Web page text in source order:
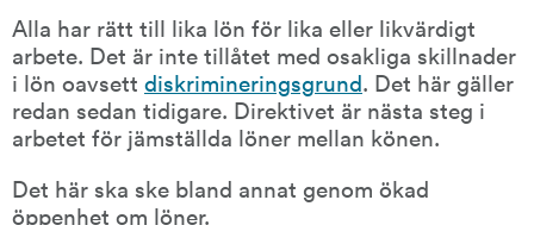
Alla har rätt till lika lön för lika eller likvärdigt
arbete. Det är inte tillåtet med osakliga skillnader
i lön oavsett diskrimineringsgrund. Det här gäller
redan sedan tidigare. Direktivet är nästa steg i
arbetet för jämställda löner mellan könen.
Det här ska ske bland annat genom ökad
öppenhet om löner.